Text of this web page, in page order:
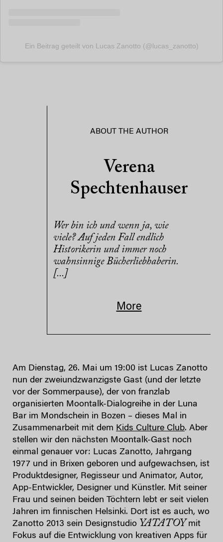
Ein Beitrag geteilt von Lucas Zanotto (@lucas_zanotto)
ABOUT THE AUTHOR
Verena
Spechtenhauser
Wer bin ich und wenn ja, wie
viele? Auf jeden Fall endlich
Historikerin und immer noch
wahnsinnige Bücherliebhaberin.
[...]
More
Am Dienstag, 26. Mai um 19:00 ist Lucas Zanotto
nun der zweiundzwanzigste Gast (und der letzte
vor der Sommerpause), der von franzlab
organisierten Moontalk-Dialogreihe in der Luna
Bar im Mondschein in Bozen – dieses Mal in
Zusammenarbeit mit dem Kids Culture Club. Aber
stellen wir den nächsten Moontalk-Gast noch
einmal genauer vor: Lucas Zanotto, Jahrgang
1977 und in Brixen geboren und aufgewachsen, ist
Produktdesigner, Regisseur und Animator, Autor,
App-Entwickler, Designer und Künstler. Mit seiner
Frau und seinen beiden Töchtern lebt er seit vielen
Jahren im finnischen Helsinki. Dort ist es auch, wo
Zanotto 2013 sein Designstudio YATATOY mit
Fokus auf die Entwicklung von kreativen Apps für